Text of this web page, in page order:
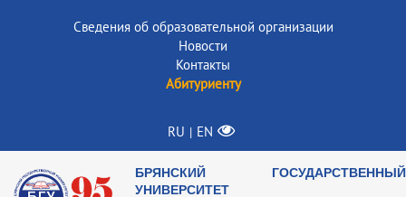
Сведения об образовательной организации
Новости
Контакты
Абитуриенту
RU | EN
БРЯНСКИЙ ГОСУДАРСТВЕННЫЙ
УНИВЕРСИТЕТ